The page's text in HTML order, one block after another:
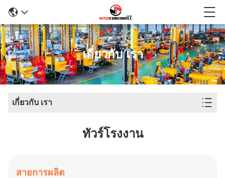
เกี่ยวกับ เรา
เกี่ยวกับ เรา
ทัวร์โรงงาน
สายการผลิต